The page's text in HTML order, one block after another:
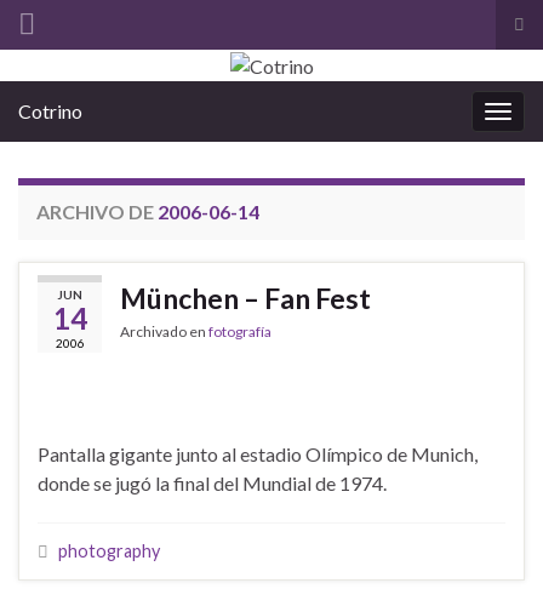
el
la
Cotrino
ARCHIVO DE 2006-06-14
JUN
14
2006
München – Fan Fest
Archivado en fotografía
Pantalla gigante junto al estadio Olímpico de Munich,
donde se jugó la final del Mundial de 1974.
photography